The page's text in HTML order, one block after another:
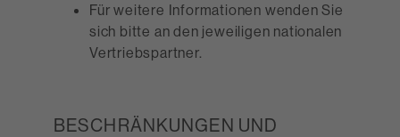
Für weitere Informationen wenden Sie
sich bitte an den jeweiligen nationalen
Vertriebspartner.
BESCHRÄNKUNGEN UND